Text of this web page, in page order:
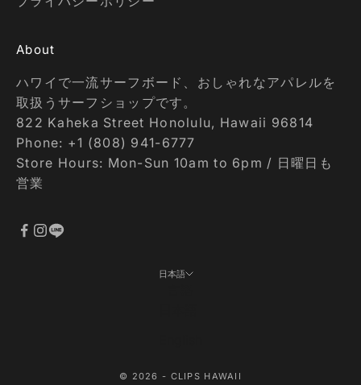
About
ハワイで一流サーフボード、おしゃれなアパレルを
取扱うサーフショップです。
822 Kaheka Street Honolulu, Hawaii 96814
Phone: +1 (808) 941-6777
Store Hours: Mon-Sun 10am to 6pm / 日曜日も
営業
日本語
© 2026 - CLIPS HAWAII